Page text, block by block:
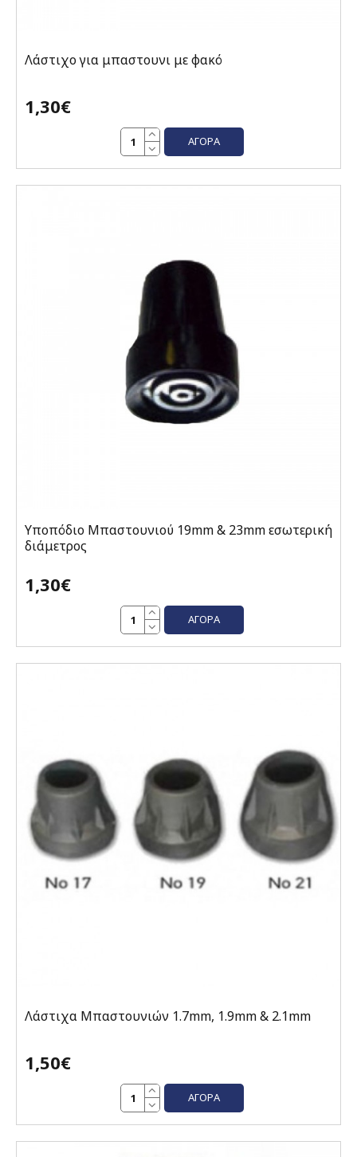
Λάστιχο για μπαστουνι με φακό
1,30€
ΑΓΟΡΆ
Υποπόδιο Μπαστουνιού 19mm & 23mm εσωτερική
διάμετρος
1,30€
ΑΓΟΡΆ
Λάστιχα Μπαστουνιών 1.7mm, 1.9mm & 2.1mm
1,50€
ΑΓΟΡΆ